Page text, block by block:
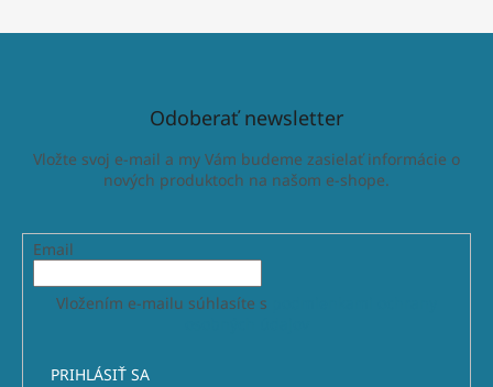
Odoberať newsletter
Vložte svoj e-mail a my Vám budeme zasielať informácie o
nových produktoch na našom e-shope.
Email
Vložením e-mailu súhlasíte s
PRIHLÁSIŤ SA